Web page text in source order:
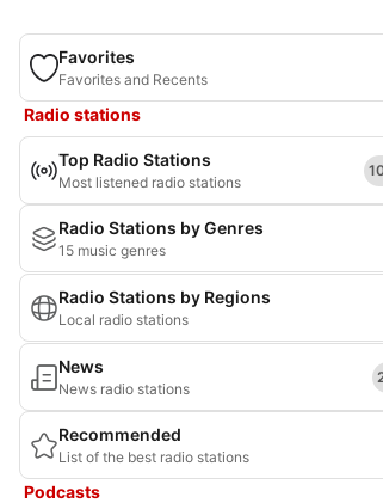
Favorites
Favorites and Recents
Radio stations
Top Radio Stations
Most listened radio stations
Radio Stations by Genres
15 music genres
Radio Stations by Regions
Local radio stations
News
News radio stations
Recommended
List of the best radio stations
Podcasts